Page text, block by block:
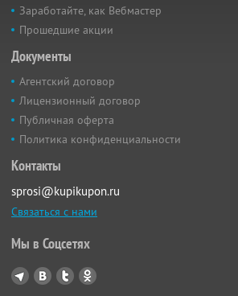
Заработайте, как Вебмастер
Прошедшие акции
Документы
Агентский договор
Лицензионный договор
Публичная оферта
Политика конфиденциальности
Контакты
sprosi@kupikupon.ru
Связаться с нами
Мы в Соцсетях